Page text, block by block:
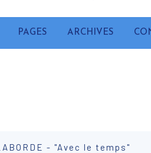
PAGES ARCHIVES
- "Avec le temps"